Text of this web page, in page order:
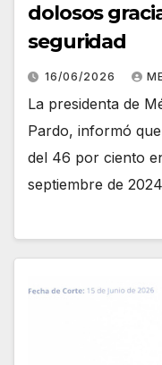
dolosos
seguridad
16/06/2026
La presidenta de
Pardo, informó
del 46 por ciento
septiembre de